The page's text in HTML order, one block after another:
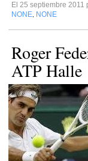
El 25 septiembre 2011
NONE NONE
Roger
ATP Halle